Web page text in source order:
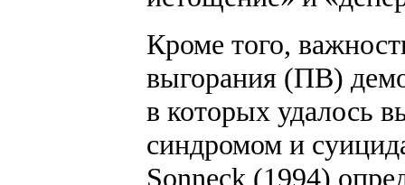
Кроме того,
выгорания (ПВ)
в которых удалось
синдромом и
Sonneck (1994)